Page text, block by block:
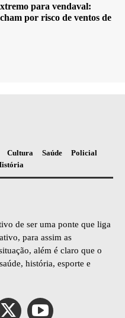
para vendaval:
por risco de ventos de
Cultura Saúde
Policial
de ser uma ponte que liga
para assim as
além é claro que o
história, esporte e